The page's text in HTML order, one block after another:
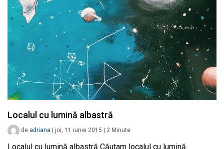
Localul cu lumină albastră
de adriana joi, 11 iunie 2015 2 Minute
Localul cu lumină albastră Căutam localul cu lumină